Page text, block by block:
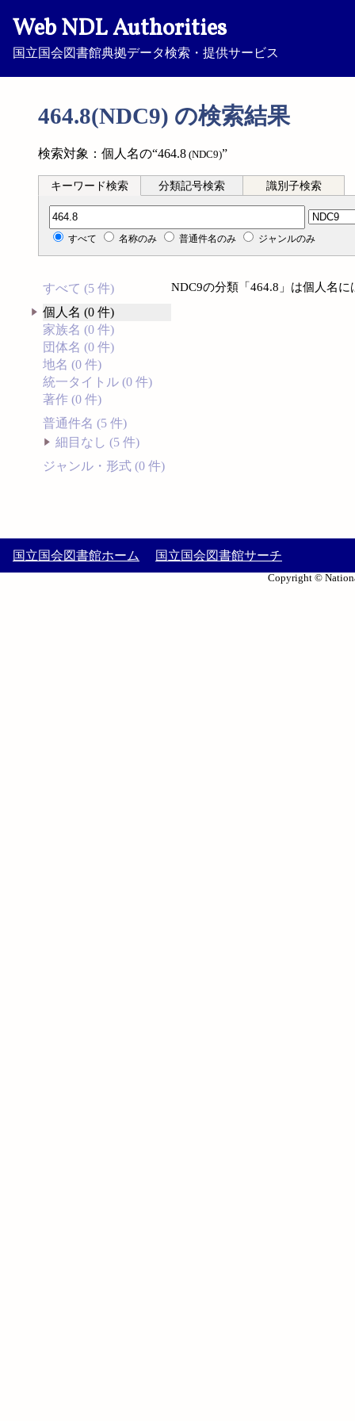
Web NDL Authorities
国立国会図書館典拠データ検索・提供サービス
464.8(NDC9) の検索結果
検索対象：個人名の“464.8 (NDC9)”
キーワード検索 分類記号検索 識別子検索
分類記号検索
すべて 名称のみ 普通件名のみ ジャンルのみ
すべて (5 件)
個人名 (0 件)
家族名 (0 件)
団体名 (0 件)
地名 (0 件)
統一タイトル (0 件)
著作 (0 件)
普通件名 (5 件)
細目なし (5 件)
ジャンル・形式 (0 件)
NDC9の分類「464.8」は個人名
国立国会図書館ホーム 国立国会図書館サーチ
Copyright ©